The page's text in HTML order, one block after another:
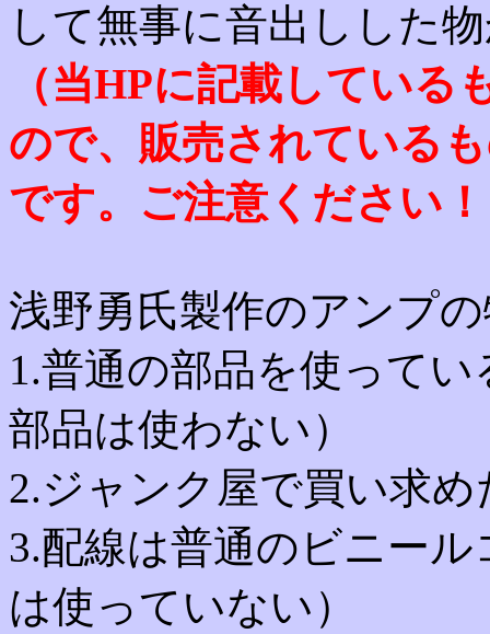
して無事に音出しした
（当HPに記載してい
ので、販売されている
です。ご注意ください
浅野勇氏製作のアンプ
1.普通の部品を使って
部品は使わない）
2.ジャンク屋で買い求
3.配線は普通のビニー
は使っていない）